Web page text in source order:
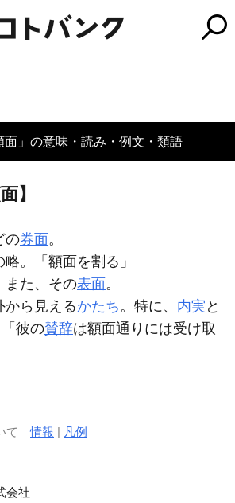
面」の意味・読み・例文・類語
】
の券面。
略。「 額面 を割る」
また、その表面。
から見えるかたち。特に、 内実 と
彼の賛辞は額面通りには受け取
いて情報 | 凡例
会社